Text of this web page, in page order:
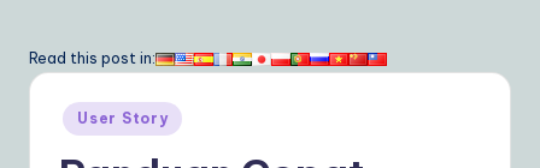
o
Read this post in:
Posted
in
User Story